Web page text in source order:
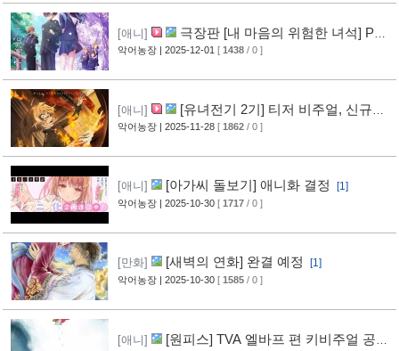
[애니]
극장판 [내 마음의 위험한 녀석] PV
공개
악어농장 | 2025-12-01 [ 1438 / 0 ]
[애니]
[유녀전기 2기] 티저 비주얼, 신규
PV 공개 [2]
악어농장 | 2025-11-28 [ 1862 / 0 ]
[애니] [아가씨 돌보기] 애니화 결정 [1]
악어농장 | 2025-10-30 [ 1717 / 0 ]
[만화] [새벽의 연화] 완결 예정 [1]
악어농장 | 2025-10-30 [ 1585 / 0 ]
[애니]
[원피스] TVA 엘바프 편 키비주얼 공